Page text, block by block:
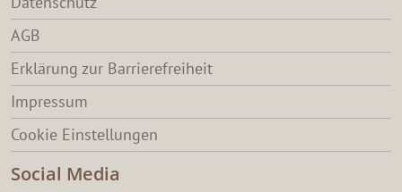
AGB
Erklärung zur Barrierefreiheit
Impressum
Cookie Einstellungen
Social Media